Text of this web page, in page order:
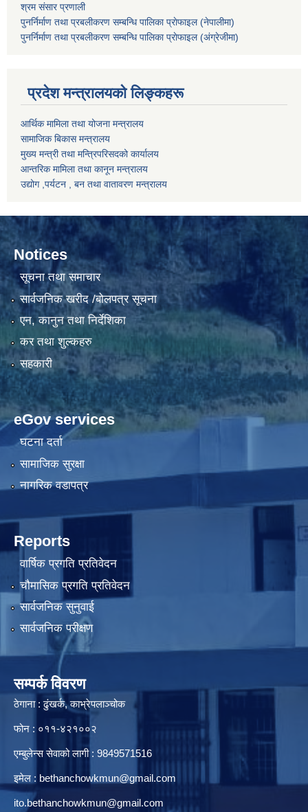
श्रम संसार प्रणाली
पुनर्निर्माण तथा प्रबलीकरण सम्बन्धि पालिका प्राेफाइल (नेपालीमा)
पुनर्निर्माण तथा प्रबलीकरण सम्बन्धि पालिका प्राेफाइल(अंग्रेजीमा)
प्रदेश मन्त्रालयको लिङ्कहरू
आर्थिक मामिला तथा योजना मन्त्रालय
सामाजिक बिकास मन्त्रालय
मुख्य मन्त्री तथा मन्त्रिपरिसदको कार्यालय
आन्तरिक मामिला तथा कानून मन्त्रालय
उद्योग ,पर्यटन , बन तथा वातावरण मन्त्रालय
Notices
सूचना तथा समाचार
सार्वजनिक खरीद /बोलपत्र सूचना
एन, कानुन तथा निर्देशिका
कर तथा शुल्कहरु
सहकारी
eGov services
घटना दर्ता
सामाजिक सुरक्षा
नागरिक वडापत्र
Reports
वार्षिक प्रगति प्रतिवेदन
चौमासिक प्रगति प्रतिवेदन
सार्वजनिक सुनुवाई
सार्वजनिक परीक्षण
सम्पर्क विवरण
ठेगाना : ढुंखर्क, काभ्रेपलाञ्चोक
फोन : ०११-४२१००२
एम्बुलेन्स सेवाको लागी : 9849571516
इमेल : bethanchowkmun@gmail.com
ito.bethanchowkmun@gmail.com